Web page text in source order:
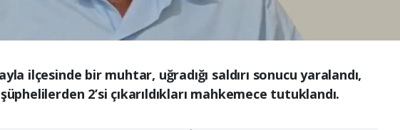
ilçesinde bir muhtar, uğradığı saldırı sonucu yaralandı,
2’si çıkarıldıkları mahkemece tutuklandı.